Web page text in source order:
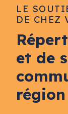
LE
DE CHEZ
et de